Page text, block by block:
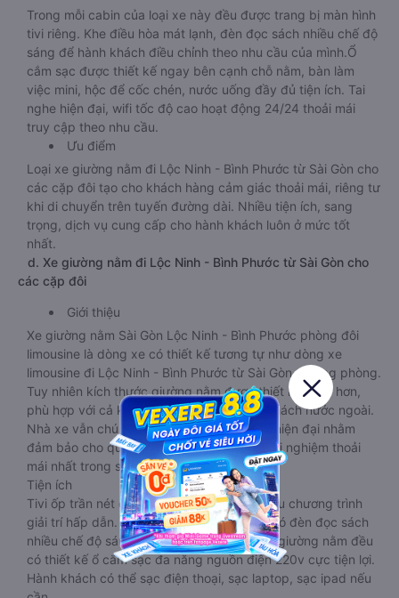
Trong mỗi cabin của loại xe này đều được trang bị màn hình
tivi riêng. Khe điều hòa mát lạnh, đèn đọc sách nhiều chế độ
sáng để hành khách điều chỉnh theo nhu cầu của mình.Ổ
cắm sạc được thiết kế ngay bên cạnh chỗ nằm, bàn làm
việc mini, hộc để cốc chén, nước uống đầy đủ tiện ích. Tai
nghe hiện đại, wifi tốc độ cao hoạt động 24/24 thoải mái
truy cập theo nhu cầu.
Ưu điểm
Loại xe giường nằm đi Lộc Ninh - Bình Phước từ Sài Gòn cho
các cặp đôi tạo cho khách hàng cảm giác thoải mái, riêng tư
khi di chuyển trên tuyến đường dài. Nhiều tiện ích, sang
trọng, dịch vụ cung cấp cho hành khách luôn ở mức tốt
nhất.
d. Xe giường nằm đi Lộc Ninh - Bình Phước từ Sài Gòn cho
các cặp đôi
Giới thiệu
Xe giường nằm Sài Gòn Lộc Ninh - Bình Phước phòng đôi
limousine là dòng xe có thiết kế tương tự như dòng xe
limousine đi Lộc Ninh - Bình Phước từ Sài Gòn giường phòng.
Tuy nhiên kích thước giường nằm được thiết kế rộng hơn,
phù hợp với cả khách hàng Việt Nam lẫn khách nước ngoài.
Nhà xe vẫn chú trọng trang bị các thiết bị hiện đại nhằm
đảm bảo cho quý khách hàng có những trải nghiệm thoải
mái nhất trong suốt chuyến đi.
Tiện ích
Tivi ốp trần nét cứng, đầu HD tích hợp nhiều chương trình
giải trí hấp dẫn. Trong phòng có tai nghe, có đèn đọc sách
nhiều chế độ sáng, wifi tốc độ cao. Tại mỗi giường nằm đều
có thiết kế ổ cắm sạc đa năng nguồn điện 220v cực tiện lợi.
Hành khách có thể sạc điện thoại, sạc laptop, sạc ipad nếu